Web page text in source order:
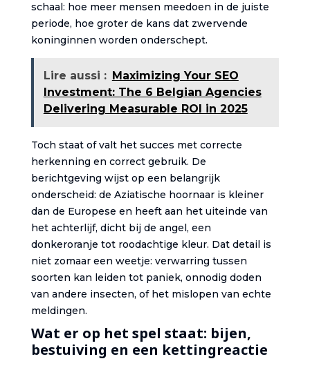
schaal: hoe meer mensen meedoen in de juiste
periode, hoe groter de kans dat zwervende
koninginnen worden onderschept.
Lire aussi : Maximizing Your SEO
Investment: The 6 Belgian Agencies
Delivering Measurable ROI in 2025
Toch staat of valt het succes met correcte
herkenning en correct gebruik. De
berichtgeving wijst op een belangrijk
onderscheid: de Aziatische hoornaar is kleiner
dan de Europese en heeft aan het uiteinde van
het achterlijf, dicht bij de angel, een
donkeroranje tot roodachtige kleur. Dat detail is
niet zomaar een weetje: verwarring tussen
soorten kan leiden tot paniek, onnodig doden
van andere insecten, of het mislopen van echte
meldingen.
Wat er op het spel staat: bijen,
bestuiving en een kettingreactie